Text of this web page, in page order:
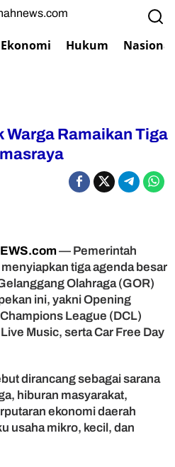
Ekonomi Hukum Nasional
Warga Ramaikan Tiga
— Pemerintah
tiga agenda besar
Olahraga (GOR)
ini, yakni Opening
League (DCL)
Music, serta Car Free Day
dirancang sebagai sarana
hiburan masyarakat,
ekonomi daerah
usaha mikro, kecil, dan